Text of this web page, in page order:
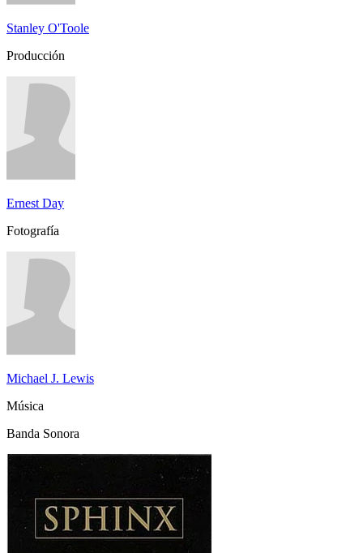
Stanley O'Toole
Producción
Ernest Day
Fotografía
Michael J. Lewis
Música
Banda Sonora